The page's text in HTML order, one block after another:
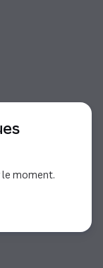
le moment.